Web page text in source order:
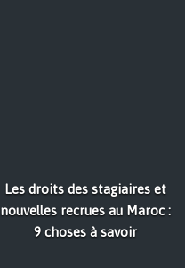
Les droits des stagiaires et
nouvelles recrues au Maroc :
9 choses à savoir